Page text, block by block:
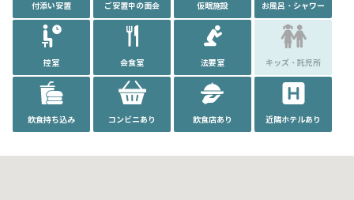
付添い安置 ご安置中の面会 仮眠施設 お風呂・シャワー
控室 会食室 法要室 キッズ・託児所
飲食持ち込み コンビニあり 飲食店あり 近隣ホテルあり